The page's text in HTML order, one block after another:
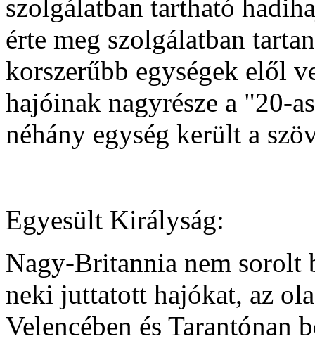
szolgálatban tartható
érte meg szolgálatban
korszerűbb egységek elől
hajóinak nagyrésze a "20-
néhány egység került a
Egyesült Királyság:
Nagy-Britannia nem sorolt
neki juttatott hajókat, az
Velencében és Tarantónan